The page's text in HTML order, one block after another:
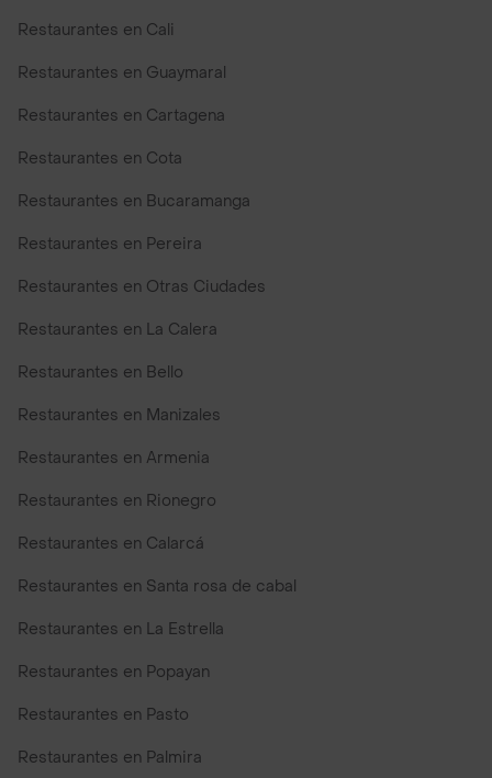
Restaurantes en Cali
Restaurantes en Guaymaral
Restaurantes en Cartagena
Restaurantes en Cota
Restaurantes en Bucaramanga
Restaurantes en Pereira
Restaurantes en Otras Ciudades
Restaurantes en La Calera
Restaurantes en Bello
Restaurantes en Manizales
Restaurantes en Armenia
Restaurantes en Rionegro
Restaurantes en Calarcá
Restaurantes en Santa rosa de cabal
Restaurantes en La Estrella
Restaurantes en Popayan
Restaurantes en Pasto
Restaurantes en Palmira